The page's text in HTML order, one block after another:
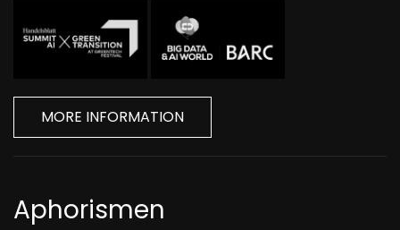
MORE INFORMATION
Aphorismen